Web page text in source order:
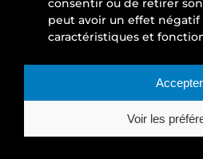
peut avoir un effet négatif
caractéristiques et
Accepter
Voir les
Mentions légales